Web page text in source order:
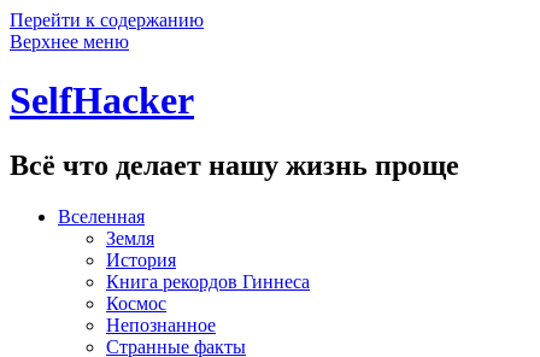
Перейти к содержанию
Верхнее меню
SelfHacker
Всё что делает нашу жизнь проще
Вселенная
Земля
История
Книга рекордов Гиннеса
Космос
Непознанное
Странные факты